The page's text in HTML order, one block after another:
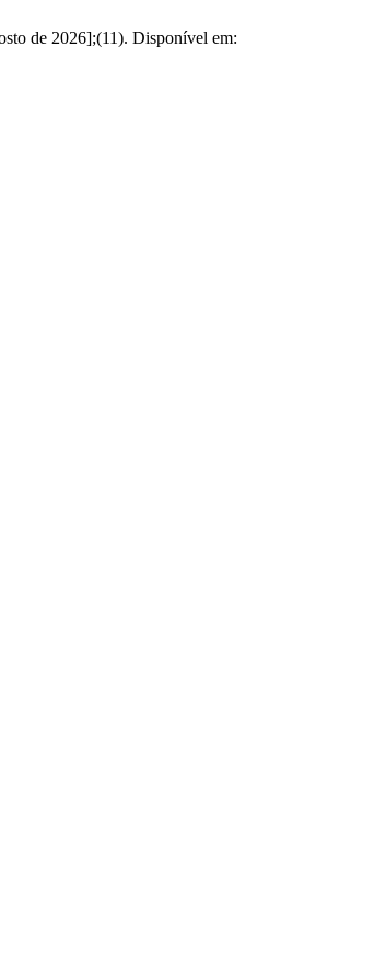
de 2026];(11). Disponível em: